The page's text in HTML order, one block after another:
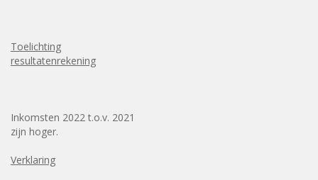
Toelichting
resultatenrekening
Inkomsten 2022 t.o.v. 2021
zijn hoger.
Verklaring